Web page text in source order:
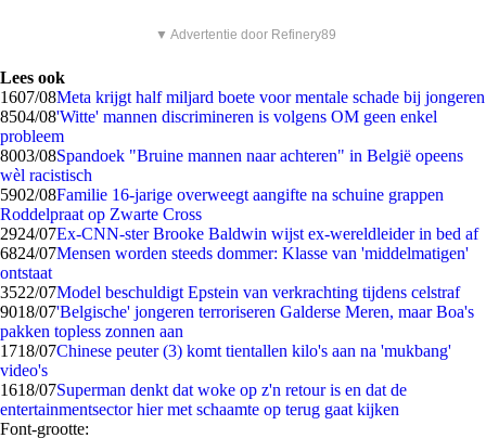
▼ Advertentie door Refinery89
Lees ook
1607/08Meta krijgt half miljard boete voor mentale schade bij jongeren
8504/08'Witte' mannen discrimineren is volgens OM geen enkel
probleem
8003/08Spandoek "Bruine mannen naar achteren" in België opeens
wèl racistisch
5902/08Familie 16-jarige overweegt aangifte na schuine grappen
Roddelpraat op Zwarte Cross
2924/07Ex-CNN-ster Brooke Baldwin wijst ex-wereldleider in bed af
6824/07Mensen worden steeds dommer: Klasse van 'middelmatigen'
ontstaat
3522/07Model beschuldigt Epstein van verkrachting tijdens celstraf
9018/07'Belgische' jongeren terroriseren Galderse Meren, maar Boa's
pakken topless zonnen aan
1718/07Chinese peuter (3) komt tientallen kilo's aan na 'mukbang'
video's
1618/07Superman denkt dat woke op z'n retour is en dat de
entertainmentsector hier met schaamte op terug gaat kijken
Font-grootte: